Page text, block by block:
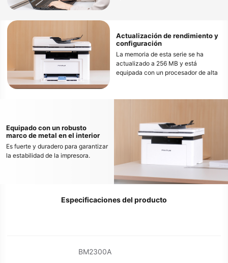
Actualización de rendimiento y
configuración
La memoria de esta serie se ha
actualizado a 256 MB y está
equipada con un procesador de alta
de archivos grandes y evitar la
Equipado con un robusto
marco de metal en el interior
Es fuerte y duradero para garantizar
la estabilidad de la impresora.
Especificaciones del producto
BM2300A